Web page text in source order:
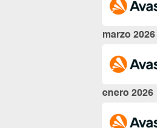
marzo 2026
enero 2026